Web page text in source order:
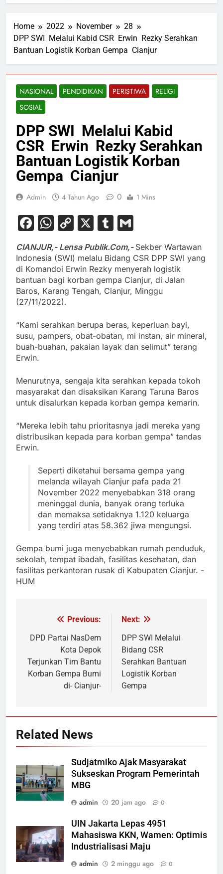
Home 2022 November
28
DPP SWI Melalui Kabid CSR Erwin Rezky Serahkan
Bantuan Logistik Korban Gempa Cianjur
NASIONAL PENDIDIKAN PERISTIWA
RELIGI
SOSIAL
DPP SWI Melalui Kabid
CSR Erwin Rezky Serahkan
Bantuan Logistik Korban
Gempa Cianjur
Admin 4 Tahun Ago 0 1 Mins
Facebook
WhatsApp
Copy
Link
X Tumblr
CIANJUR,- Lensa Publik.Com,- Sekber Wartawan
Indonesia (SWI) melalu Bidang CSR DPP SWI yang
di Komandoi Erwin Rezky menyerah logistik
bantuan bagi korban gempa Cianjur, di Jalan
Baros, Karang Tengah, Cianjur, Minggu
(27/11/2022).
“Kami serahkan berupa beras, keperluan bayi,
susu, pampers, obat-obatan, mi instan, air mineral,
buah-buahan, pakaian layak dan selimut” terang
Erwin.
Menurutnya, sengaja kita serahkan kepada tokoh
masyarakat dan disaksikan Karang Taruna Baros
untuk disalurkan kepada korban gempa kemarin.
“Mereka lebih tahu prioritasnya jadi mereka yang
distribusikan kepada para korban gempa” tandas
Erwin.
Seperti diketahui bersama gempa yang
melanda wilayah Cianjur pafa pada 21
November 2022 menyebabkan 318 orang
meninggal dunia, banyak orang terluka
dan memaksa setidaknya 1.120 keluarga
yang terdiri atas 58.362 jiwa mengungsi.
Gempa bumi juga menyebabkan rumah penduduk,
sekolah, tempat ibadah, fasilitas kesehatan, dan
fasilitas perkantoran rusak di Kabupaten Cianjur. -
HUM
Navigasi
pos
Previous:
DPD Partai NasDem
Kota Depok
Terjunkan Tim Bantu
Korban Gempa Bumi
di- Cianjur-
Next:
DPP SWI Melalui
Bidang CSR
Serahkan Bantuan
Logistik Korban
Gempa
Related News
Sudjatmiko Ajak Masyarakat
Sukseskan Program Pemerintah
MBG
admin
20 jam ago 0
UIN Jakarta Lepas 4951
Mahasiswa KKN, Wamen: Optimis
Industrialisasi Maju
admin
2 minggu ago 0